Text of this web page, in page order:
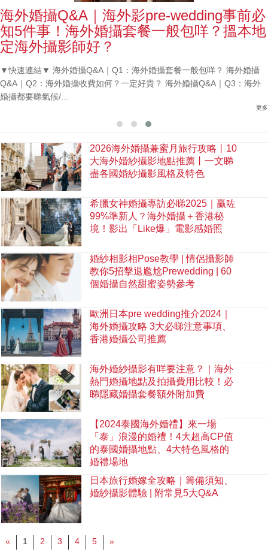
海外婚攝Q&A｜海外影pre-wedding事前必
知5件事！海外婚攝套餐一般包咩？搵本地
定海外攝影師好？
▼快速連結▼ 海外婚攝Q&A｜Q1：海外婚攝套餐一般包咩？ 海外婚攝
Q&A｜Q2：海外婚攝收費如何？一定好貴？ 海外婚攝Q&A｜Q3：海外
婚攝都要睇氣候/...
更多
2026海外婚攝兼蜜月旅行攻略丨10
大海外婚紗攝影地點推薦丨一文睇
盡各國婚紗攝影風格及特色
希臘女神婚攝專訪必睇2025｜贏咗
99%準新人？海外婚攝＋香港秘
境！影出「Like爆」電影感婚照
婚紗相影相Pose教學 | 情侶攝影師
教你5招擊退尷尬Prewedding | 60
個婚攝自然甜蜜姿勢參考
歐洲日本pre wedding推介2024｜
海外婚攝攻略 3大必睇注意事項、
香港婚攝公司推薦
海外婚紗攝影有咩要注意？｜海外
熱門婚攝地點及拍攝費用比較！必
睇隱藏婚攝套餐額外附加費
【2024泰國海外婚禮】來一場
「泰」浪漫的婚禮！4大超高CP值
的泰國婚攝地點、4大特色風格的
婚禮場地
日本旅行婚嫁全攻略｜籌備須知、
婚紗攝影體驗 | 附常見5大Q&A
« 1 2 3 4 5 »